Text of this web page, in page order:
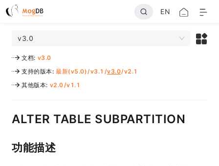
EN
v3.0
文档: v3.0
支持的版本: 最新(v5.0)/v3.1 /v3.0/v2.1
其他版本: v2.0/v1.1
ALTER TABLE SUBPARTITION
功能描述